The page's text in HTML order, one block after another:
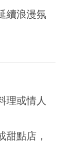
續浪漫氛
理或情人
甜點店，